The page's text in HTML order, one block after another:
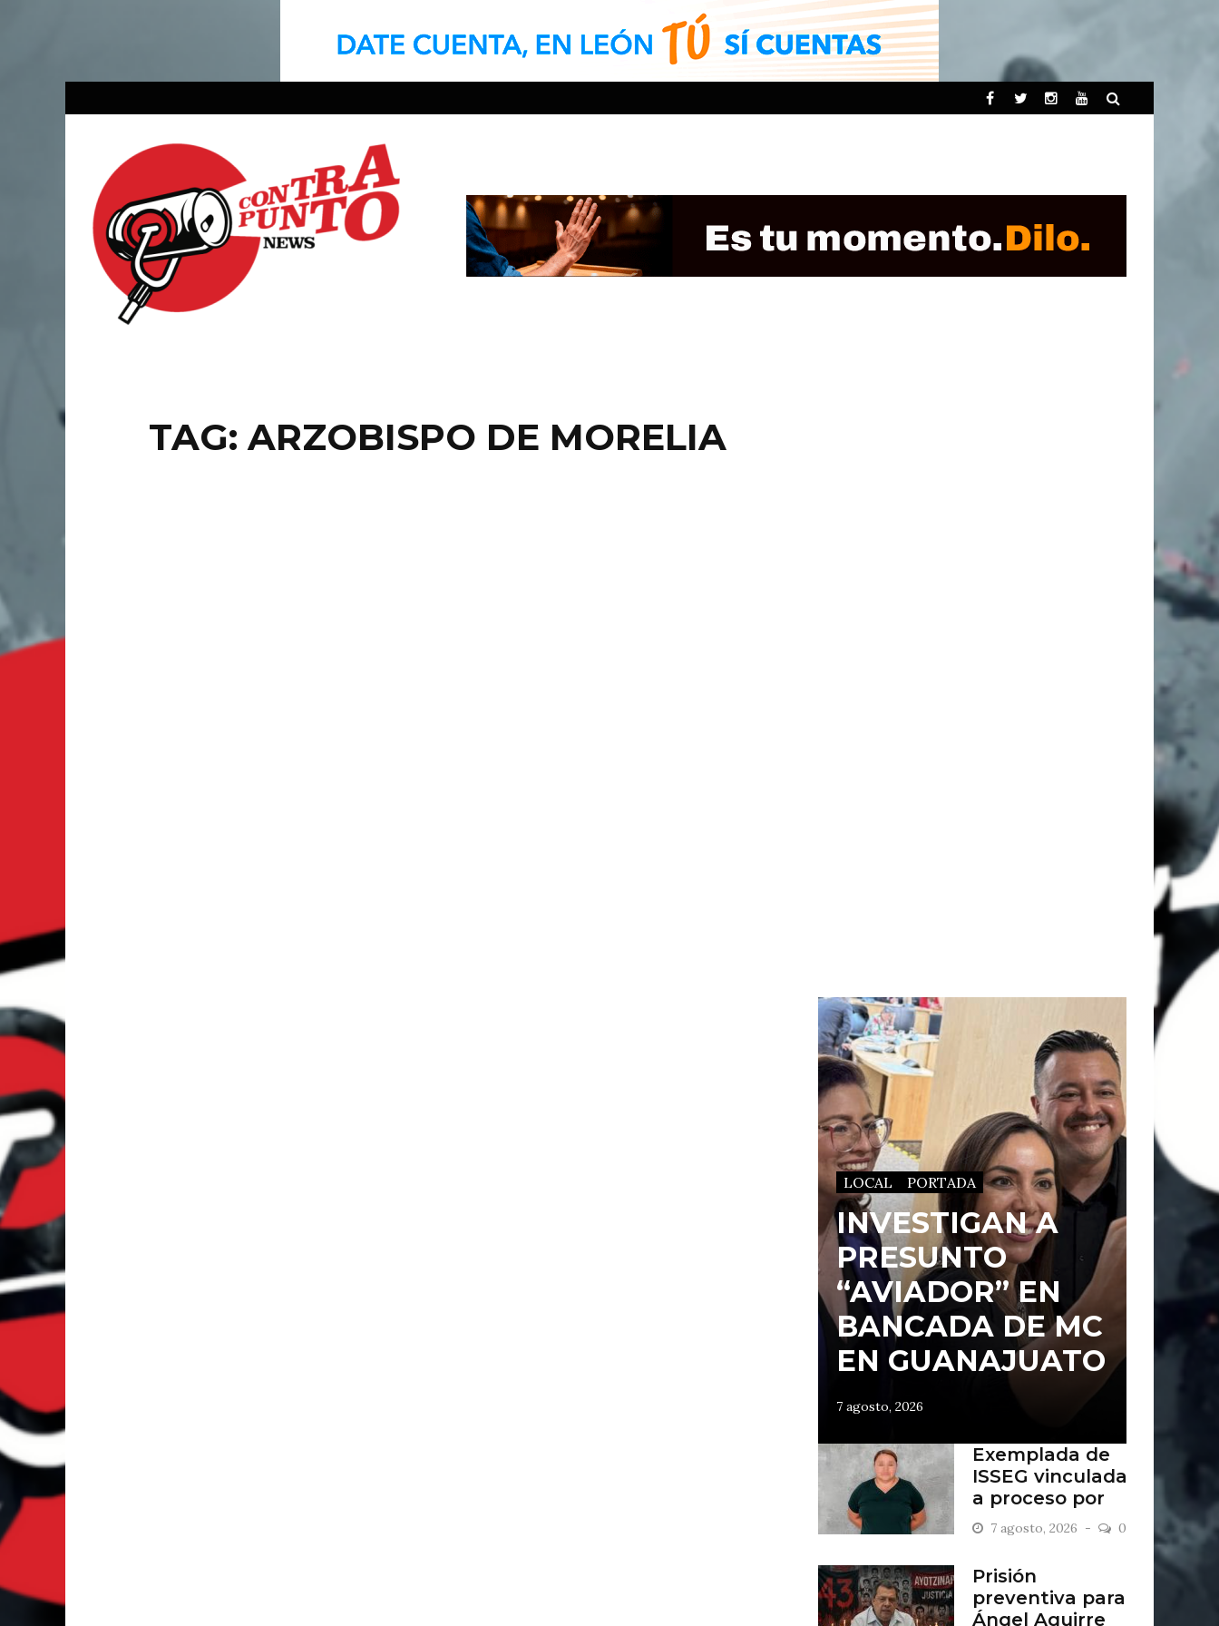
TAG: ARZOBISPO DE MORELIA
LOCAL PORTADA
INVESTIGAN A
PRESUNTO
“AVIADOR” EN
BANCADA DE MC
EN GUANAJUATO
7 agosto, 2026
Exemplada de
ISSEG vinculada
a proceso por
retiros indebidos
7 agosto, 2026 0
Prisión
preventiva para
Ángel Aguirre